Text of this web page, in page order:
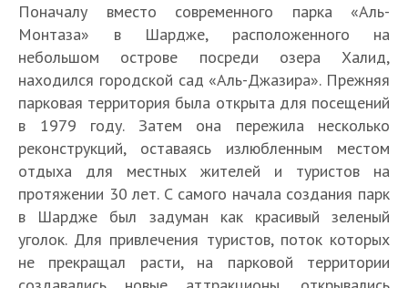
Поначалу вместо современного парка «Аль-
Монтаза» в Шардже, расположенного на
небольшом острове посреди озера Халид,
находился городской сад «Аль-Джазира». Прежняя
парковая территория была открыта для посещений
в 1979 году. Затем она пережила несколько
реконструкций, оставаясь излюбленным местом
отдыха для местных жителей и туристов на
протяжении 30 лет. С самого начала создания парк
в Шардже был задуман как красивый зеленый
уголок. Для привлечения туристов, поток которых
не прекращал расти, на парковой территории